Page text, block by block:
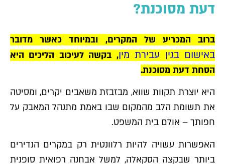
דעת מסוכנת?
ברוב המכריע של המקרים, ובמיוחד כאשר מדובר
באישום בגין עבירת מין, בקשה לעיכוב הליכים היא
הסחת דעת מסוכנת.
היא יוצרת תקוות שווא, מבזבזת משאבים יקרים, ומסיטה
את תשומת הלב מהמקום שבו באמת מתנהל המאבק על
חפותך – אולם בית המשפט.
האפשרות עשויה להיות רלוונטית רק במקרים הנדירים
ביותר שבקצה הסקאלה, למשל אבחנה רפואית סופנית